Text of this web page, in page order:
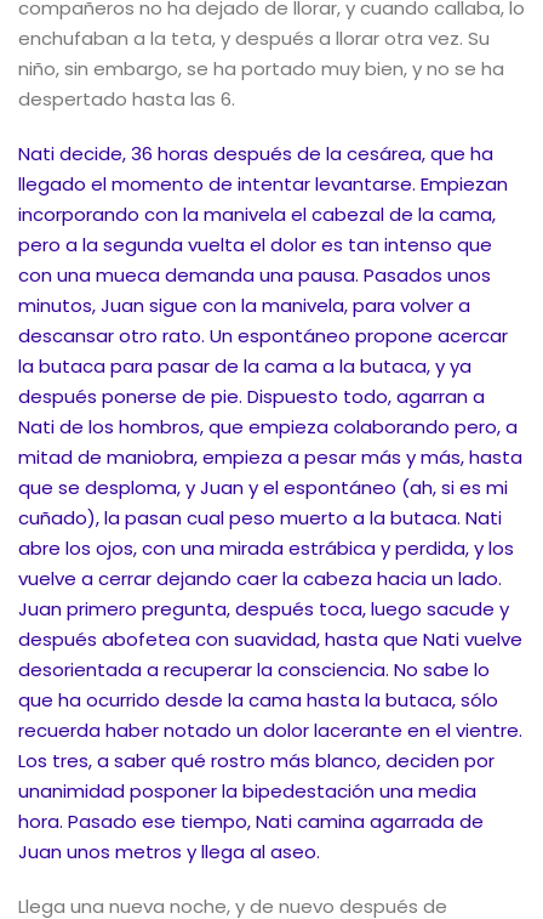
compañeros no ha dejado de llorar, y cuando callaba, lo
enchufaban a la teta, y después a llorar otra vez. Su
niño, sin embargo, se ha portado muy bien, y no se ha
despertado hasta las 6.
Nati decide, 36 horas después de la cesárea, que ha
llegado el momento de intentar levantarse. Empiezan
incorporando con la manivela el cabezal de la cama,
pero a la segunda vuelta el dolor es tan intenso que
con una mueca demanda una pausa. Pasados unos
minutos, Juan sigue con la manivela, para volver a
descansar otro rato. Un espontáneo propone acercar
la butaca para pasar de la cama a la butaca, y ya
después ponerse de pie. Dispuesto todo, agarran a
Nati de los hombros, que empieza colaborando pero, a
mitad de maniobra, empieza a pesar más y más, hasta
que se desploma, y Juan y el espontáneo (ah, si es mi
cuñado), la pasan cual peso muerto a la butaca. Nati
abre los ojos, con una mirada estrábica y perdida, y los
vuelve a cerrar dejando caer la cabeza hacia un lado.
Juan primero pregunta, después toca, luego sacude y
después abofetea con suavidad, hasta que Nati vuelve
desorientada a recuperar la consciencia. No sabe lo
que ha ocurrido desde la cama hasta la butaca, sólo
recuerda haber notado un dolor lacerante en el vientre.
Los tres, a saber qué rostro más blanco, deciden por
unanimidad posponer la bipedestación una media
hora. Pasado ese tiempo, Nati camina agarrada de
Juan unos metros y llega al aseo.
Llega una nueva noche, y de nuevo después de